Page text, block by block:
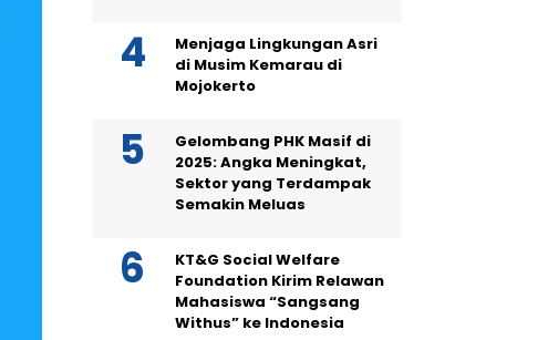
Menjaga Lingkungan Asri
di Musim Kemarau di
Mojokerto
Gelombang PHK Masif di
2025: Angka Meningkat,
Sektor yang Terdampak
Semakin Meluas
KT&G Social Welfare
Foundation Kirim Relawan
Mahasiswa “Sangsang
Withus” ke Indonesia